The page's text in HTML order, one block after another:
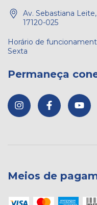
Av. Sebastiana
17120-025
Permaneça
Meios de